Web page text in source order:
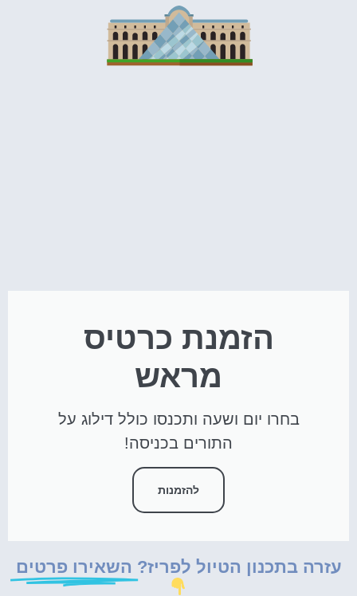
כרטיס מראש!
לחצו פה!
הזמנת כרטיס
מראש
בחרו יום ושעה ותכנסו כולל דילוג על
התורים בכניסה!
להזמנות
עזרה בתכנון הטיול לפריז? השאירו פרטים